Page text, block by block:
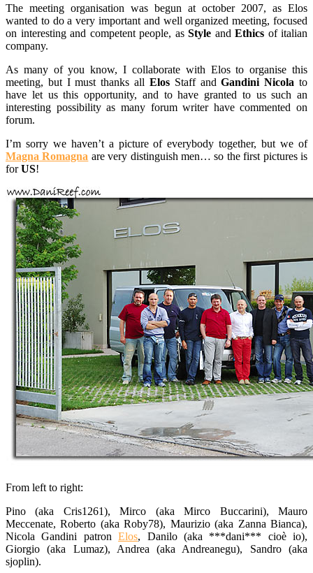
The meeting organisation was begun at october 2007, as Elos
wanted to do a very important and well organized meeting, focused
on interesting and competent people, as Style and Ethics of italian
company.
As many of you know, I collaborate with Elos to organise this
meeting, but I must thanks all Elos Staff andGandini Nicola to
have let us this opportunity, and to have granted to us such an
interesting possibility as many forum writer have commented on
forum.
I’m sorry we haven’t a picture of everybody together, but we of
Magna Romagna are very distinguish men… so the first pictures is
forUS!
From left to right:
Pino (aka Cris1261), Mirco (aka Mirco Buccarini), Mauro
Meccenate, Roberto (aka Roby78), Maurizio (aka Zanna Bianca),
Nicola Gandini patronElos, Danilo (aka ***dani*** cioè io),
Giorgio (aka Lumaz), Andrea (aka Andreanegu), Sandro (aka
sjoplin).